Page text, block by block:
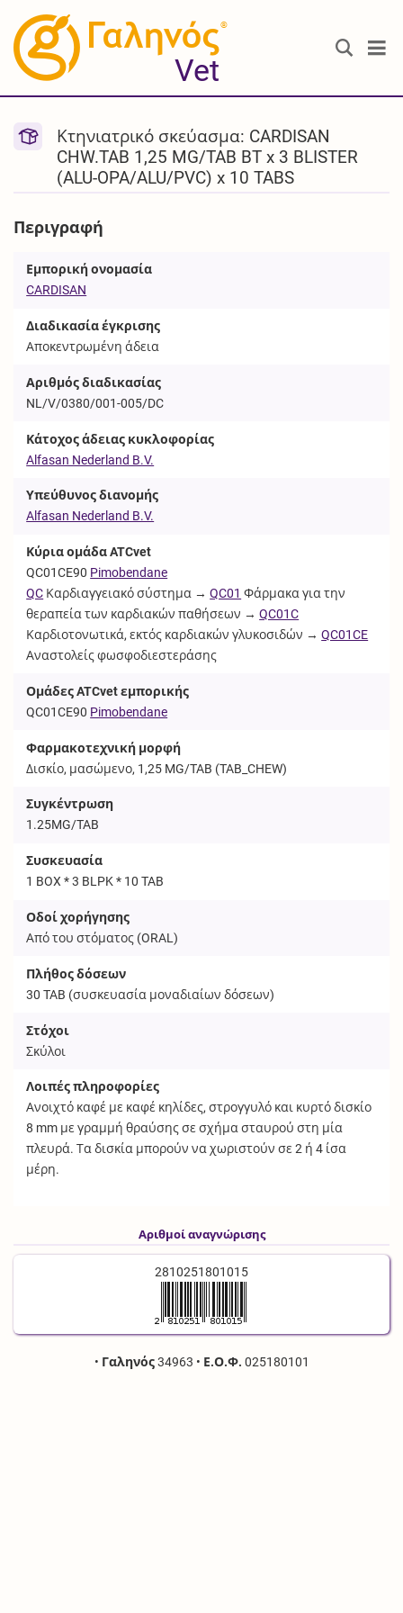
®
Vet
Κτηνιατρικό σκεύασμα: CARDISAN
CHW.TAB 1,25 MG/TAB BT x 3 BLISTER
(ALU-OPA/ALU/PVC) x 10 TABS
Περιγραφή
Εμπορική ονομασία
CARDISAN
Διαδικασία έγκρισης
Αποκεντρωμένη άδεια
Αριθμός διαδικασίας
NL/V/0380/001-005/DC
Κάτοχος άδειας κυκλοφορίας
Alfasan Nederland B.V.
Υπεύθυνος διανομής
Alfasan Nederland B.V.
Κύρια ομάδα ATCvet
QC01CE90 Pimobendane
QC Καρδιαγγειακό σύστημα →QC01 Φάρμακα για την
θεραπεία των καρδιακών παθήσεων →QC01C
Καρδιοτονωτικά, εκτός καρδιακών γλυκοσιδών →QC01CE
Αναστολείς φωσφοδιεστεράσης
Ομάδες ATCvet εμπορικής
QC01CE90 Pimobendane
Φαρμακοτεχνική μορφή
Δισκίο, μασώμενο, 1,25 MG/TAB (TAB_CHEW)
Συγκέντρωση
1.25MG/TAB
Συσκευασία
1 BOX * 3 BLPK * 10 TAB
Οδοί χορήγησης
Από του στόματος (ORAL)
Πλήθος δόσεων
30TAB (συσκευασία μοναδιαίων δόσεων)
Στόχοι
Σκύλοι
Λοιπές πληροφορίες
Ανοιχτό καφέ με καφέ κηλίδες, στρογγυλό και κυρτό δισκίο
8 mm με γραμμή θραύσης σε σχήμα σταυρού στη μία
πλευρά. Τα δισκία μπορούν να χωριστούν σε 2 ή 4 ίσα
μέρη.
Αριθμοί αναγνώρισης
2810251801015
• Γαληνός34963 • Ε.Ο.Φ. 025180101